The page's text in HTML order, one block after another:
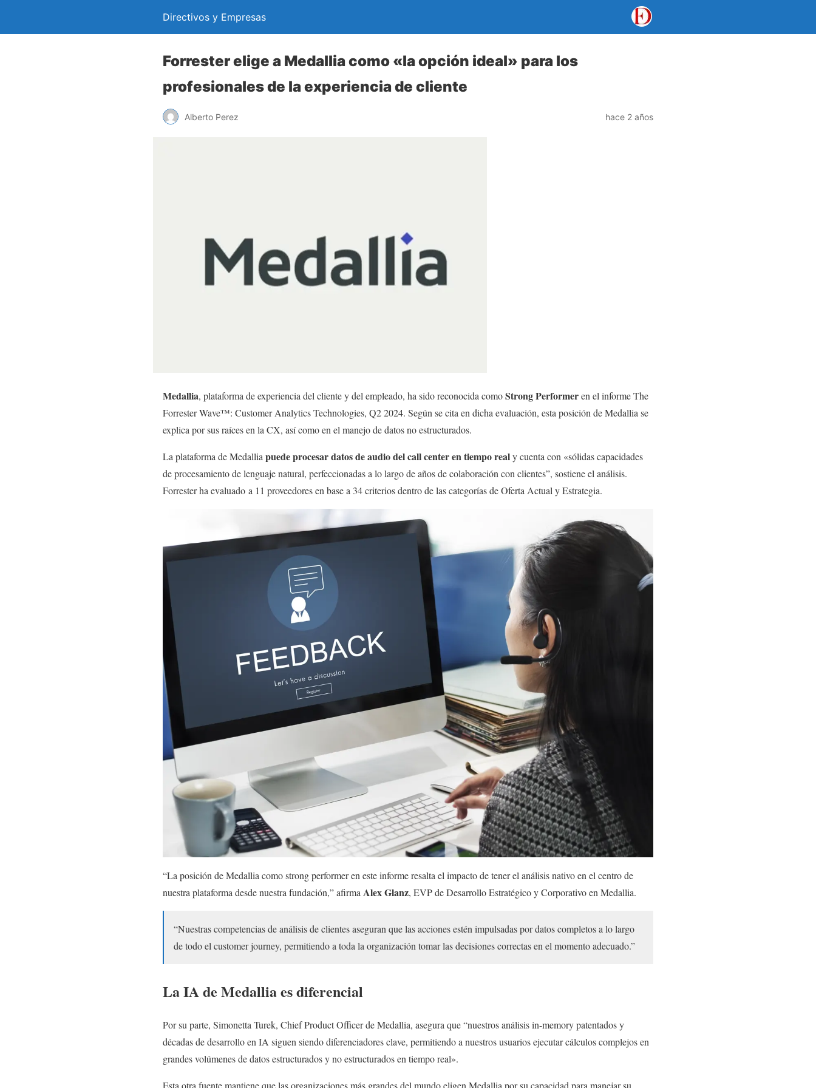
Directivos y Empresas
Forrester elige a Medallia como «la opción ideal» para los
profesionales de la experiencia de cliente
Alberto Perez hace 2 años
Medallia, plataforma de experiencia del cliente y del empleado, ha sido reconocida comoStrong Performeren el informe The
Forrester Wave™: Customer Analytics Technologies, Q2 2024. Según se cita en dicha evaluación, esta posición de Medallia se
explica por sus raíces en la CX, así como en el manejo de datos no estructurados.
La plataforma de Medallia puede procesar datos de audio del call center en tiempo realy cuenta con «sólidas capacidades
de procesamiento de lenguaje natural, perfeccionadas a lo largo de años de colaboración con clientes”, sostiene el análisis.
Forrester ha evaluado a 11 proveedores en base a 34 criterios dentro de las categorías de Oferta Actual y Estrategia.
“La posición de Medallia como strong performer en este informe resalta el impacto de tener el análisis nativo en el centro de
nuestra plataforma desde nuestra fundación,” afirmaAlex Glanz, EVP de Desarrollo Estratégico y Corporativo en Medallia.
“Nuestras competencias de análisis de clientes aseguran que las acciones estén impulsadas por datos completos a lo largo
de todo el customer journey, permitiendo a toda la organización tomar las decisiones correctas en el momento adecuado.”
La IA de Medallia es diferencial
Por su parte, Simonetta Turek, Chief Product Officer de Medallia, asegura que “nuestros análisis in-memory patentados y
décadas de desarrollo en IA siguen siendo diferenciadores clave, permitiendo a nuestros usuarios ejecutar cálculos complejos en
grandes volúmenes de datos estructurados y no estructurados en tiempo real».
Esta otra fuente mantiene que las organizaciones más grandes del mundo eligen Medallia por su capacidad para manejar su